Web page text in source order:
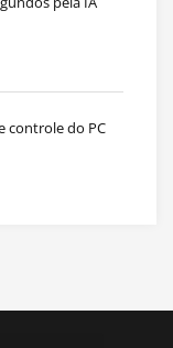
controle do PC